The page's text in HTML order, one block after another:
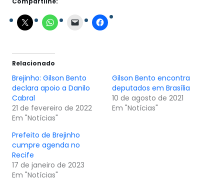
Relacionado
Brejinho: Gilson Bento
declara apoio a Danilo
Cabral
21 de fevereiro de 2022
Em "Notícias"
Gilson Bento encontra
deputados em Brasília
10 de agosto de 2021
Em "Notícias"
Prefeito de Brejinho
cumpre agenda no
Recife
17 de janeiro de 2023
Em "Notícias"